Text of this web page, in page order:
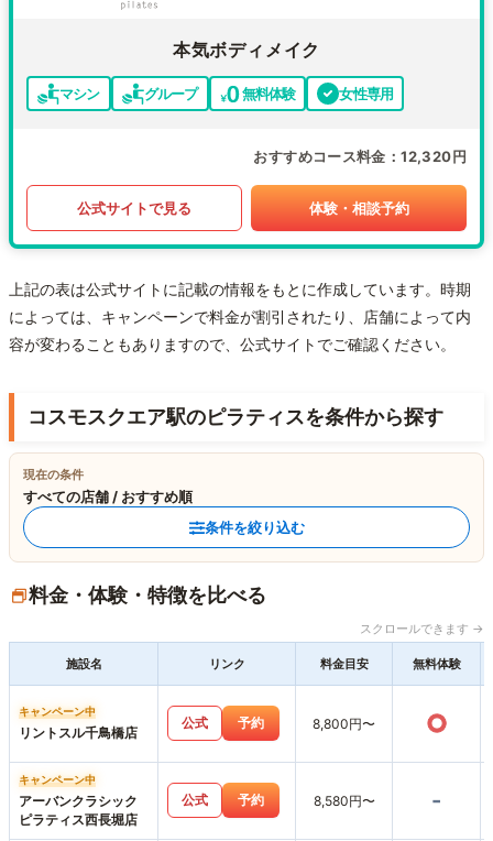
本気ボディメイク
マシン グループ 無料体験 女性専用
おすすめコース料金 12,320円
公式サイトで見る 体験・相談予約
上記の表は公式サイトに記載の情報をもとに作成しています。時期
によっては、キャンペーンで料金が割引されたり、店舗によって内
容が変わることもありますので、公式サイトでご確認ください。
コスモスクエア駅のピラティスを条件から探す
現在の条件
すべての店舗 / おすすめ順
条件を絞り込む
料金・体験・特徴を比べる
スクロールできます →
施設名 リンク 料金目安 無料体験
キャンペーン中
リントスル千鳥橋店
公式 予約 8,800円〜 ○
キャンペーン中
アーバンクラシック
ピラティス西長堀店
公式 予約 8,580円〜 -